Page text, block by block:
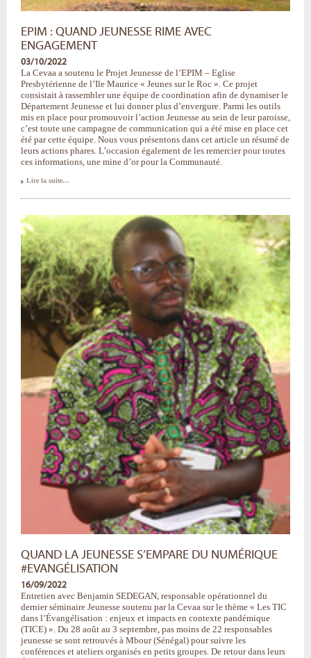
EPIM : QUAND JEUNESSE RIME AVEC
ENGAGEMENT
03/10/2022
La Cevaa a soutenu le Projet Jeunesse de l’EPIM – Eglise
Presbytérienne de l’Ile Maurice « Jeunes sur le Roc ». Ce projet
consistait à rassembler une équipe de coordination afin de dynamiser le
Département Jeunesse et lui donner plus d’envergure. Parmi les outils
mis en place pour promouvoir l’action Jeunesse au sein de leur paroisse,
c’est toute une campagne de communication qui a été mise en place cet
été par cette équipe. Nous vous présentons dans cet article un résumé de
leurs actions phares. L’occasion également de les remercier pour toutes
ces informations, une mine d’or pour la Communauté.
EPIM
avec
engagement
-
Lire la suite…
QUAND LA JEUNESSE S’EMPARE DU NUMÉRIQUE
#EVANGÉLISATION
16/09/2022
Entretien avec Benjamin SEDEGAN, responsable opérationnel du
dernier séminaire Jeunesse soutenu par la Cevaa sur le thème « Les TIC
dans l’Évangélisation : enjeux et impacts en contexte pandémique
(TICE) ». Du 28 août au 3 septembre, pas moins de 22 responsables
jeunesse se sont retrouvés à Mbour (Sénégal) pour suivre les
conférences et ateliers organisés en petits groupes. De retour dans leurs